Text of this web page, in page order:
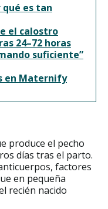
qué es tan
el calostro
24–72 horas
suficiente”
en Maternify
produce el pecho
días tras el parto.
factores
en pequeña
recién nacido